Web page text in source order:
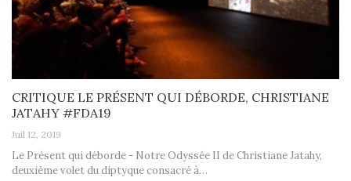
CRITIQUE LE PRÉSENT QUI DÉBORDE, CHRISTIANE
JATAHY #FDA19
Juil 12, 2019
Le Présent qui déborde - Notre Odyssée II de Christiane Jatahy,
deuxième volet du diptyque consacré à…